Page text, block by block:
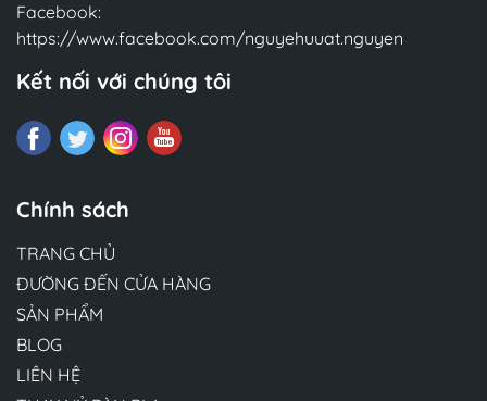
Facebook:
https://www.facebook.com/nguyehuuat.nguyen
Kết nối với chúng tôi
Chính sách
TRANG CHỦ
ĐƯỜNG ĐẾN CỬA HÀNG
SẢN PHẨM
BLOG
LIÊN HỆ